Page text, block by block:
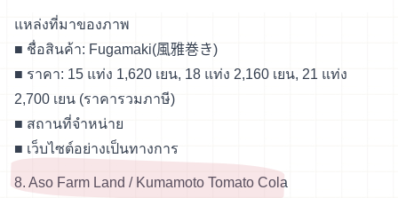
แหล่งที่มาของภาพ
■ ชื่อสินค้า: Fugamaki(風雅巻き)
■ ราคา: 15 แท่ง 1,620 เยน, 18 แท่ง 2,160 เยน, 21 แท่ง
2,700 เยน (ราคารวมภาษี)
■ สถานที่จำหน่าย
■ เว็บไซต์อย่างเป็นทางการ
8. Aso Farm Land / Kumamoto Tomato Cola